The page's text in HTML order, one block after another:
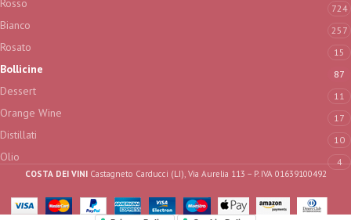
Rosso 724
Bianco 257
Rosato 15
Bollicine 87
Dessert 11
Orange Wine 17
Distillati 10
Olio 4
COSTA DEI VINI Castagneto Carducci (LI), Via Aurelia 113 – P. IVA 01639100492